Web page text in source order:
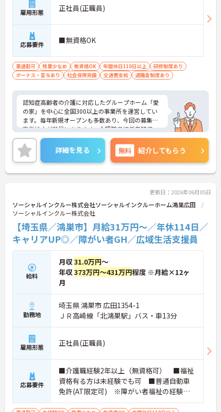
雇用形態 正社員(正職員)
応募要件 ■無資格OK
車通勤可 残業少なめ 無資格OK 年間休日110日以上
研修制度あり
ボーナス・賞与あり
社会保険完備 交通費支給 退職金制度あり
認知症高齢者の介護に対応したグループホーム「愛
の家」を中心に全国300以上の事業所を運営してい
ます。毎年新規オープンも多数あり、今回の募集は
事業拡大が背景にあります。介護職員初任者研修、
介護支援専門員、タクティールケアなどの資格取得
のサポートあり！現場を最大限サポートするため
に、教育・研修・採用を専門とする部署や、コンプ
ライアンスを推進する部署があり、グループ企業を
含めた柔軟かつ強固なバックアップがあります。ご
細をお話しいたしますのでお気軽にご相談くださ
詳細を見る 無料 紹介してもらう
更新日：2026年06月05日
ソーシャルインクルー株式会社ソーシャルインクルーホーム鴻巣広田
ソーシャルインクルー株式会社
【埼玉県／鴻巣市】月給31万円～／年休114日／
キャリアUP◎／障がい者GH／広域生活支援員
給料
月収31.0万円～
年収373万円～431万円程度 ※月給×12ヶ
月
勤務地
埼玉県 鴻巣市 広田1354-1
ＪＲ高崎線「北鴻巣駅」バス・車13分
雇用形態 正社員(正職員)
応募要件
■介護職経験2年以上（無資格可） ■福祉
資格有る方は未経験でも可 ■普通自動車
免許(AT限定可) ※障がい者福祉の経験は
不問です。※実務経験2年以上の方、障がい